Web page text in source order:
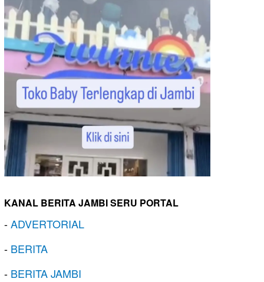
KANAL BERITA JAMBI SERU PORTAL
-ADVERTORIAL
- BERITA
- BERITA JAMBI